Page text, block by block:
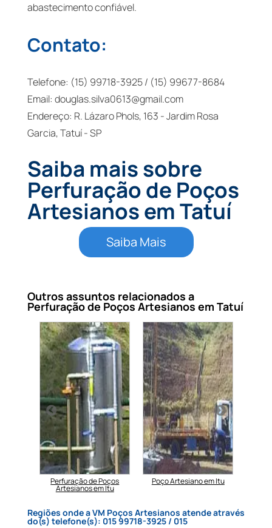
abastecimento confiável.
Contato:
Telefone: (15) 99718-3925 / (15) 99677-8684
Email: douglas.silva0613@gmail.com
Endereço: R. Lázaro Phols, 163 - Jardim Rosa
Garcia, Tatuí - SP
Saiba mais sobre
Perfuração de Poços
Artesianos em Tatuí
Saiba Mais
Outros assuntos relacionados a
Perfuração de Poços Artesianos em Tatuí
Perfuração de Poços
Artesianos em Itu
Poço Artesiano em Itu
Regiões onde a VM Poços Artesianos atende através
do(s) telefone(s): 015 99718-3925 / 015